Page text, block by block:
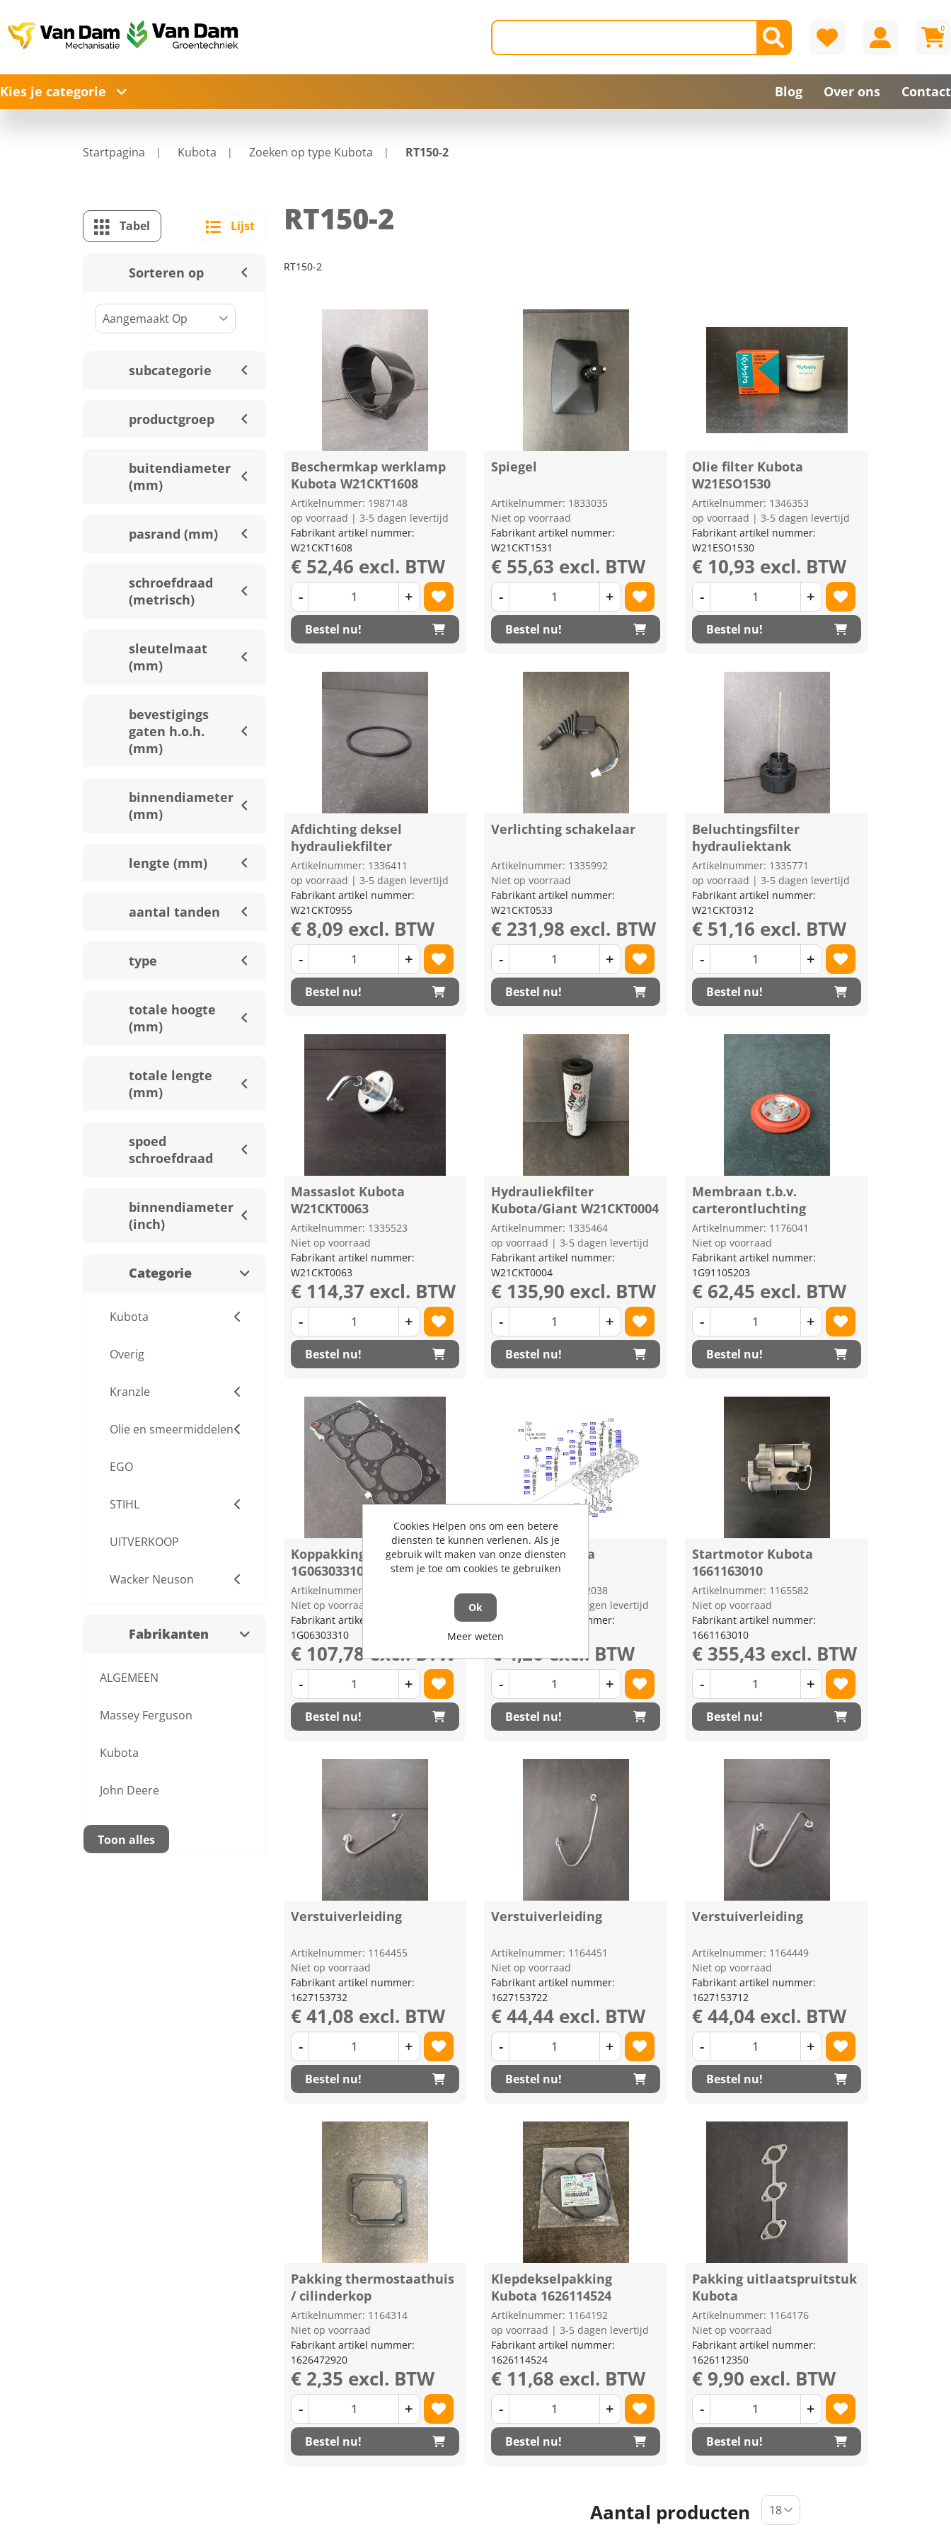
0
Kies je categorie Blog Over ons Contact
Startpagina Kubota Zoeken op type Kubota RT150-2
Tabel Lijst
Sorteren op
subcategorie
productgroep
buitendiameter
(mm)
pasrand (mm)
schroefdraad
(metrisch)
sleutelmaat
(mm)
bevestigings
gaten h.o.h.
(mm)
binnendiameter
(mm)
lengte (mm)
aantal tanden
type
totale hoogte
(mm)
totale lengte
(mm)
spoed
schroefdraad
binnendiameter
(inch)
Categorie
Kubota
Overig
Kranzle
Olie en smeermiddelen
EGO
STIHL
UITVERKOOP
Wacker Neuson
Fabrikanten
ALGEMEEN
Massey Ferguson
Kubota
John Deere
Toon alles
RT150-2
RT150-2
Beschermkap werklamp
Kubota W21CKT1608
Artikelnummer: 1987148
op voorraad | 3-5 dagen levertijd
Fabrikant artikel nummer:
W21CKT1608
€ 52,46 excl. BTW
- +
Bestel nu!
Spiegel
Artikelnummer: 1833035
Niet op voorraad
Fabrikant artikel nummer:
W21CKT1531
€ 55,63 excl. BTW
- +
Bestel nu!
Olie filter Kubota
W21ESO1530
Artikelnummer: 1346353
op voorraad | 3-5 dagen levertijd
Fabrikant artikel nummer:
W21ESO1530
€ 10,93 excl. BTW
- +
Bestel nu!
Afdichting deksel
hydrauliekfilter
Artikelnummer: 1336411
op voorraad | 3-5 dagen levertijd
Fabrikant artikel nummer:
W21CKT0955
€ 8,09 excl. BTW
- +
Bestel nu!
Verlichting schakelaar
Artikelnummer: 1335992
Niet op voorraad
Fabrikant artikel nummer:
W21CKT0533
€ 231,98 excl. BTW
- +
Bestel nu!
Beluchtingsfilter
hydrauliektank
Artikelnummer: 1335771
op voorraad | 3-5 dagen levertijd
Fabrikant artikel nummer:
W21CKT0312
€ 51,16 excl. BTW
- +
Bestel nu!
Massaslot Kubota
W21CKT0063
Artikelnummer: 1335523
Niet op voorraad
Fabrikant artikel nummer:
W21CKT0063
€ 114,37 excl. BTW
- +
Bestel nu!
Hydrauliekfilter
Kubota/Giant W21CKT0004
Artikelnummer: 1335464
op voorraad | 3-5 dagen levertijd
Fabrikant artikel nummer:
W21CKT0004
€ 135,90 excl. BTW
- +
Bestel nu!
Membraan t.b.v.
carterontluchting
Artikelnummer: 1176041
Niet op voorraad
Fabrikant artikel nummer:
1G91105203
€ 62,45 excl. BTW
- +
Bestel nu!
Koppakking Kubota
1G06303310
Artikelnummer: 1173223
Niet op voorraad
Fabrikant artikel nummer:
1G06303310
€ 107,78 excl. BTW
- +
Bestel nu!
Klepseal Kubota
1C01013150
Artikelnummer: 1172038
op voorraad | 3-5 dagen levertijd
Fabrikant artikel nummer:
1C01013150
€ 4,26 excl. BTW
- +
Bestel nu!
Startmotor Kubota
1661163010
Artikelnummer: 1165582
Niet op voorraad
Fabrikant artikel nummer:
1661163010
€ 355,43 excl. BTW
- +
Bestel nu!
Verstuiverleiding
Artikelnummer: 1164455
Niet op voorraad
Fabrikant artikel nummer:
1627153732
€ 41,08 excl. BTW
- +
Bestel nu!
Verstuiverleiding
Artikelnummer: 1164451
Niet op voorraad
Fabrikant artikel nummer:
1627153722
€ 44,44 excl. BTW
- +
Bestel nu!
Verstuiverleiding
Artikelnummer: 1164449
Niet op voorraad
Fabrikant artikel nummer:
1627153712
€ 44,04 excl. BTW
- +
Bestel nu!
Pakking thermostaathuis
/ cilinderkop
Artikelnummer: 1164314
Niet op voorraad
Fabrikant artikel nummer:
1626472920
€ 2,35 excl. BTW
- +
Bestel nu!
Klepdekselpakking
Kubota 1626114524
Artikelnummer: 1164192
op voorraad | 3-5 dagen levertijd
Fabrikant artikel nummer:
1626114524
€ 11,68 excl. BTW
- +
Bestel nu!
Pakking uitlaatspruitstuk
Kubota
Artikelnummer: 1164176
Niet op voorraad
Fabrikant artikel nummer:
1626112350
€ 9,90 excl. BTW
- +
Bestel nu!
Aantal producten
Cookies Helpen ons om een betere
diensten te kunnen verlenen. Als je
gebruik wilt maken van onze diensten
stem je toe om cookies te gebruiken
Ok
Meer weten